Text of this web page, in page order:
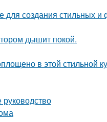
для создания стильных и
дышит покой.
в этой стильной